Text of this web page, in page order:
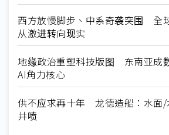
西方放慢脚步、中系奇袭突围 全
从激进转向现实
地缘政治重塑科技版图 东南亚成
AI角力核心
供不应求再十年 龙德造船：水面/
井喷